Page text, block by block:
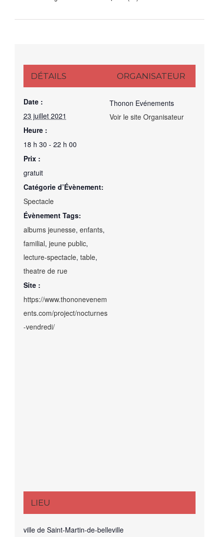
DÉTAILS
Date :
23 juillet 2021
Heure :
18 h 30 - 22 h 00
Prix :
gratuit
Catégorie d’Évènement:
Spectacle
Évènement Tags:
albums jeunesse, enfants,
familial, jeune public,
lecture-spectacle, table,
theatre de rue
Site :
https://www.thononevenem
ents.com/project/nocturnes
-vendredi/
ORGANISATEUR
Thonon Evénements
Voir le site Organisateur
LIEU
ville de Saint-Martin-de-belleville